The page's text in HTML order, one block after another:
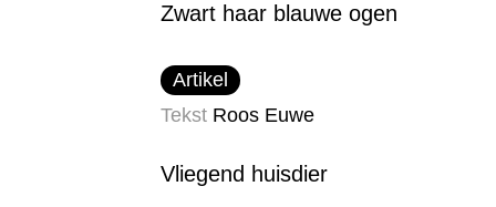
Zwart haar blauwe ogen
Artikel
Tekst Roos Euwe
Vliegend huisdier